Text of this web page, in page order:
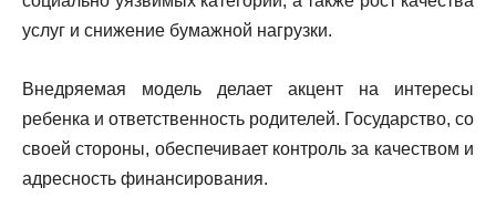
услуг и снижение бумажной нагрузки.
Внедряемая модель делает акцент на интересы
ребенка и ответственность родителей. Государство, со
своей стороны, обеспечивает контроль за качеством и
адресность финансирования.